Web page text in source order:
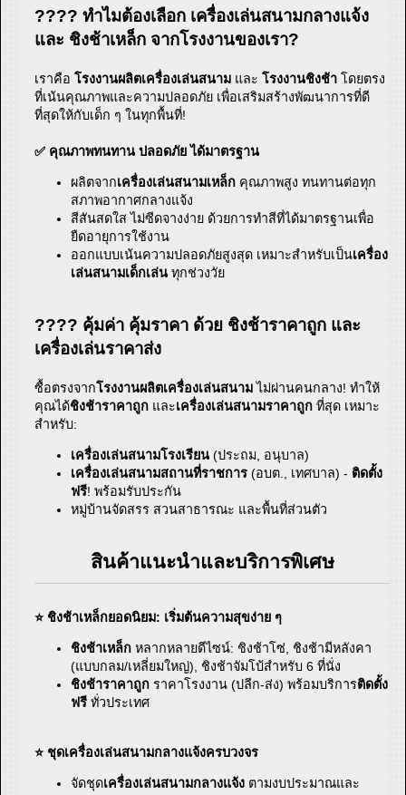
???? ทำไมต้องเลือก เครื่องเล่นสนามกลางแจ้ง
และ ชิงช้าเหล็ก จากโรงงานของเรา?
เราคือโรงงานผลิตเครื่องเล่นสนาม และโรงงานชิงช้า โดยตรง
ที่เน้นคุณภาพและความปลอดภัย เพื่อเสริมสร้างพัฒนาการที่ดี
ที่สุดให้กับเด็ก ๆ ในทุกพื้นที่!
✅ คุณภาพทนทาน ปลอดภัย ได้มาตรฐาน
ผลิตจากเครื่องเล่นสนามเหล็ก คุณภาพสูง ทนทานต่อทุก
สภาพอากาศกลางแจ้ง
สีสันสดใส ไม่ซีดจางง่าย ด้วยการทำสีที่ได้มาตรฐานเพื่อ
ยืดอายุการใช้งาน
ออกแบบเน้นความปลอดภัยสูงสุด เหมาะสำหรับเป็นเครื่อง
เล่นสนามเด็กเล่น ทุกช่วงวัย
???? คุ้มค่า คุ้มราคา ด้วย ชิงช้าราคาถูก และ
เครื่องเล่นราคาส่ง
ซื้อตรงจากโรงงานผลิตเครื่องเล่นสนามไม่ผ่านคนกลาง! ทำให้
คุณได้ชิงช้าราคาถูก และเครื่องเล่นสนามราคาถูก ที่สุด เหมาะ
สำหรับ:
เครื่องเล่นสนามโรงเรียน (ประถม, อนุบาล)
เครื่องเล่นสนามสถานที่ราชการ (อบต., เทศบาล) - ติดตั้ง
ฟรี! พร้อมรับประกัน
หมู่บ้านจัดสรร สวนสาธารณะ และพื้นที่ส่วนตัว
สินค้าแนะนำและบริการพิเศษ
⭐ ชิงช้าเหล็กยอดนิยม: เริ่มต้นความสุขง่าย ๆ
ชิงช้าเหล็ก หลากหลายดีไซน์: ชิงช้าโซ่, ชิงช้ามีหลังคา
(แบบกลม/เหลี่ยมใหญ่), ชิงช้าจัมโบ้สำหรับ 6 ที่นั่ง
ชิงช้าราคาถูก ราคาโรงงาน (ปลีก-ส่ง) พร้อมบริการติดตั้ง
ฟรี ทั่วประเทศ
⭐ ชุดเครื่องเล่นสนามกลางแจ้งครบวงจร
จัดชุดเครื่องเล่นสนามกลางแจ้ง ตามงบประมาณและ